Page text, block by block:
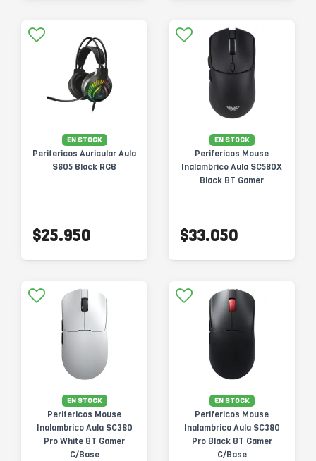
EN STOCK
Perifericos Auricular Aula
S605 Black RGB
$25.950
EN STOCK
Perifericos Mouse
Inalambrico Aula SC580X
Black BT Gamer
$33.050
EN STOCK
Perifericos Mouse
Inalambrico Aula SC380
Pro White BT Gamer
C/Base
EN STOCK
Perifericos Mouse
Inalambrico Aula SC380
Pro Black BT Gamer
C/Base